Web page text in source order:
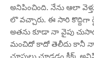
అనిపించింది. నేను ఆలా
లొ వచ్చారు. ఈ సారి కొద్దిగా
అతను కూడా నా వైపు
మంచిదో కాదో తెలీదు కానీ